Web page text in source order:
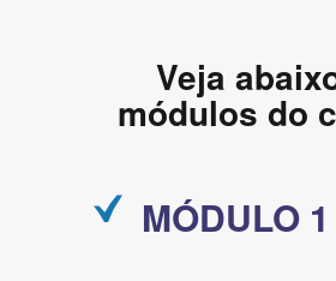
Veja
módulos do
MÓDULO 1